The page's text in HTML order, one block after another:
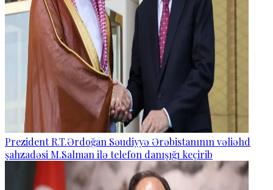
Prezident R.T.Ərdoğan Səudiyyə Ərəbistanının vəliəhd
şahzadəsi M.Salman ilə telefon danışığı keçirib